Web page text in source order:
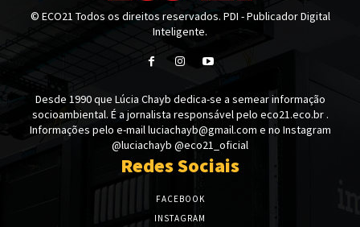
© ECO21 Todos os direitos reservados. PDI - Publicador Digital
Inteligente.
Desde 1990 que Lúcia Chayb dedica-se a semear informação
socioambiental. É a jornalista responsável pelo eco21.eco.br .
Informações pelo e-mail luciachayb@gmail.com e no Instagram
@luciachayb @eco21_oficial
Redes Sociais
FACEBOOK
INSTAGRAM